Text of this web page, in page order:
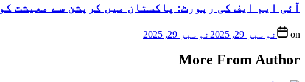
آئی ایم ایف کی رپورٹ: پاکستان میں کرپشن سے معیشت کو 6.5 فیصد جی ڈی پی کا نقصان
on نومبر 29, 2025 نومبر 29, 2025
More From Author